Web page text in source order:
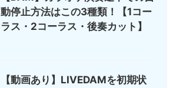
動停止方法はこの3種類！【1コー
ラス・2コーラス・後奏カット】
【動画あり】LIVEDAMを初期状